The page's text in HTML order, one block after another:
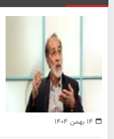
۱۴ بهمن ۱۴۰۴